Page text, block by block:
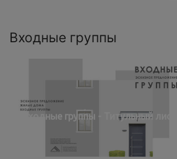
Входные группы
Входные группы - Титульный лист